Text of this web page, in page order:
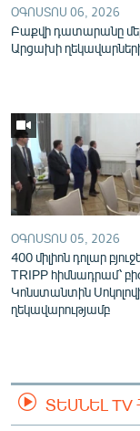
ՕԳՈՍՏՈՍ 06, 2026
Բաքվի դատարանը
Արցախի
ՕԳՈՍՏՈՍ 05, 2026
400 միլիոն դոլար
TRIPP հիմնադրամ՝
Կոնստանտին
ղեկավարությամբ
ՏԵՍՆԵԼ